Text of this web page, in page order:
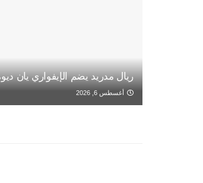
ريال مدريد يضم الإيفواري يان
أغسطس 6, 2026